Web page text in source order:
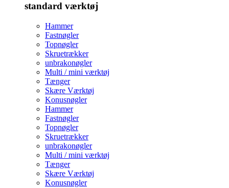
standard værktøj
Hammer
Fastnøgler
Topnøgler
Skruetrækker
unbrakonøgler
Multi / mini værktøj
Tænger
Skære Værktøj
Konusnøgler
Hammer
Fastnøgler
Topnøgler
Skruetrækker
unbrakonøgler
Multi / mini værktøj
Tænger
Skære Værktøj
Konusnøgler